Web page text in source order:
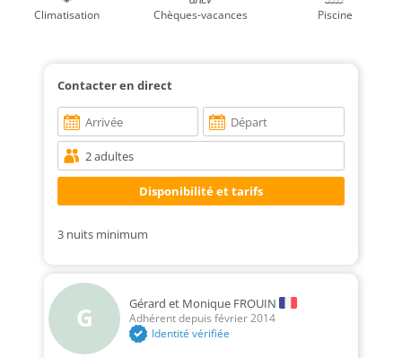
Climatisation Chèques-vacances Piscine
Contacter en direct
3 nuits minimum
G Gérard et Monique FROUIN
Adhérent depuis février 2014
Identité vérifiée